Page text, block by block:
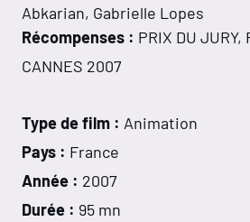
Abkarian, Gabrielle Lopes
Récompenses : PRIX DU JURY,
CANNES 2007
Type de film : Animation
Pays : France
Année : 2007
Durée : 95 mn